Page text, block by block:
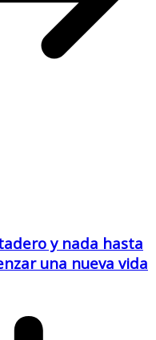
y nada hasta
una nueva vida